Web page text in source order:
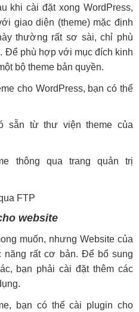
khi cài đặt xong WordPress,
giao diện (theme) mặc định
thường rất sơ sài, chỉ phù
Để phù hợp với mục đích kinh
bộ theme bản quyền.
cho WordPress, bạn có thể
sẵn từ thư viện theme của
thông qua trang quản trị
FTP
website
muốn, nhưng Website của
rất cơ bản. Để bổ sung
bạn phải cài đặt thêm các
bạn có thể cài plugin cho